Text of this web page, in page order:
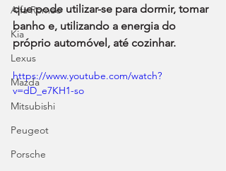
Alfa Romeo
Kia
Lexus
Mazda
Mitsubishi
Peugeot
Porsche
que pode utilizar-se para dormir, tomar
banho e, utilizando a energia do
próprio automóvel, até cozinhar.
https://www.youtube.com/watch?
v=dD_e7KH1-so